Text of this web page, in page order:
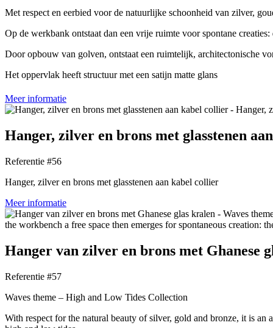
Met respect en eerbied voor de natuurlijke schoonheid van zilver,
Op de werkbank ontstaat dan een vrije ruimte voor spontane
Door opbouw van golven, ontstaat een ruimtelijk, architectonische
Het oppervlak heeft structuur met een satijn matte glans
Meer informatie
Hanger, zilver en brons met glasstenen
Referentie #56
Hanger, zilver en brons met glasstenen aan kabel collier
Meer informatie
Hanger van zilver en brons met Ghanese
Referentie #57
Waves theme – High and Low Tides Collection
With respect for the natural beauty of silver, gold and bronze, it is an